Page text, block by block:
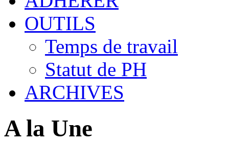
OUTILS
Temps de travail
Statut de PH
ARCHIVES
A la Une